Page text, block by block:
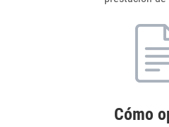
Cómo